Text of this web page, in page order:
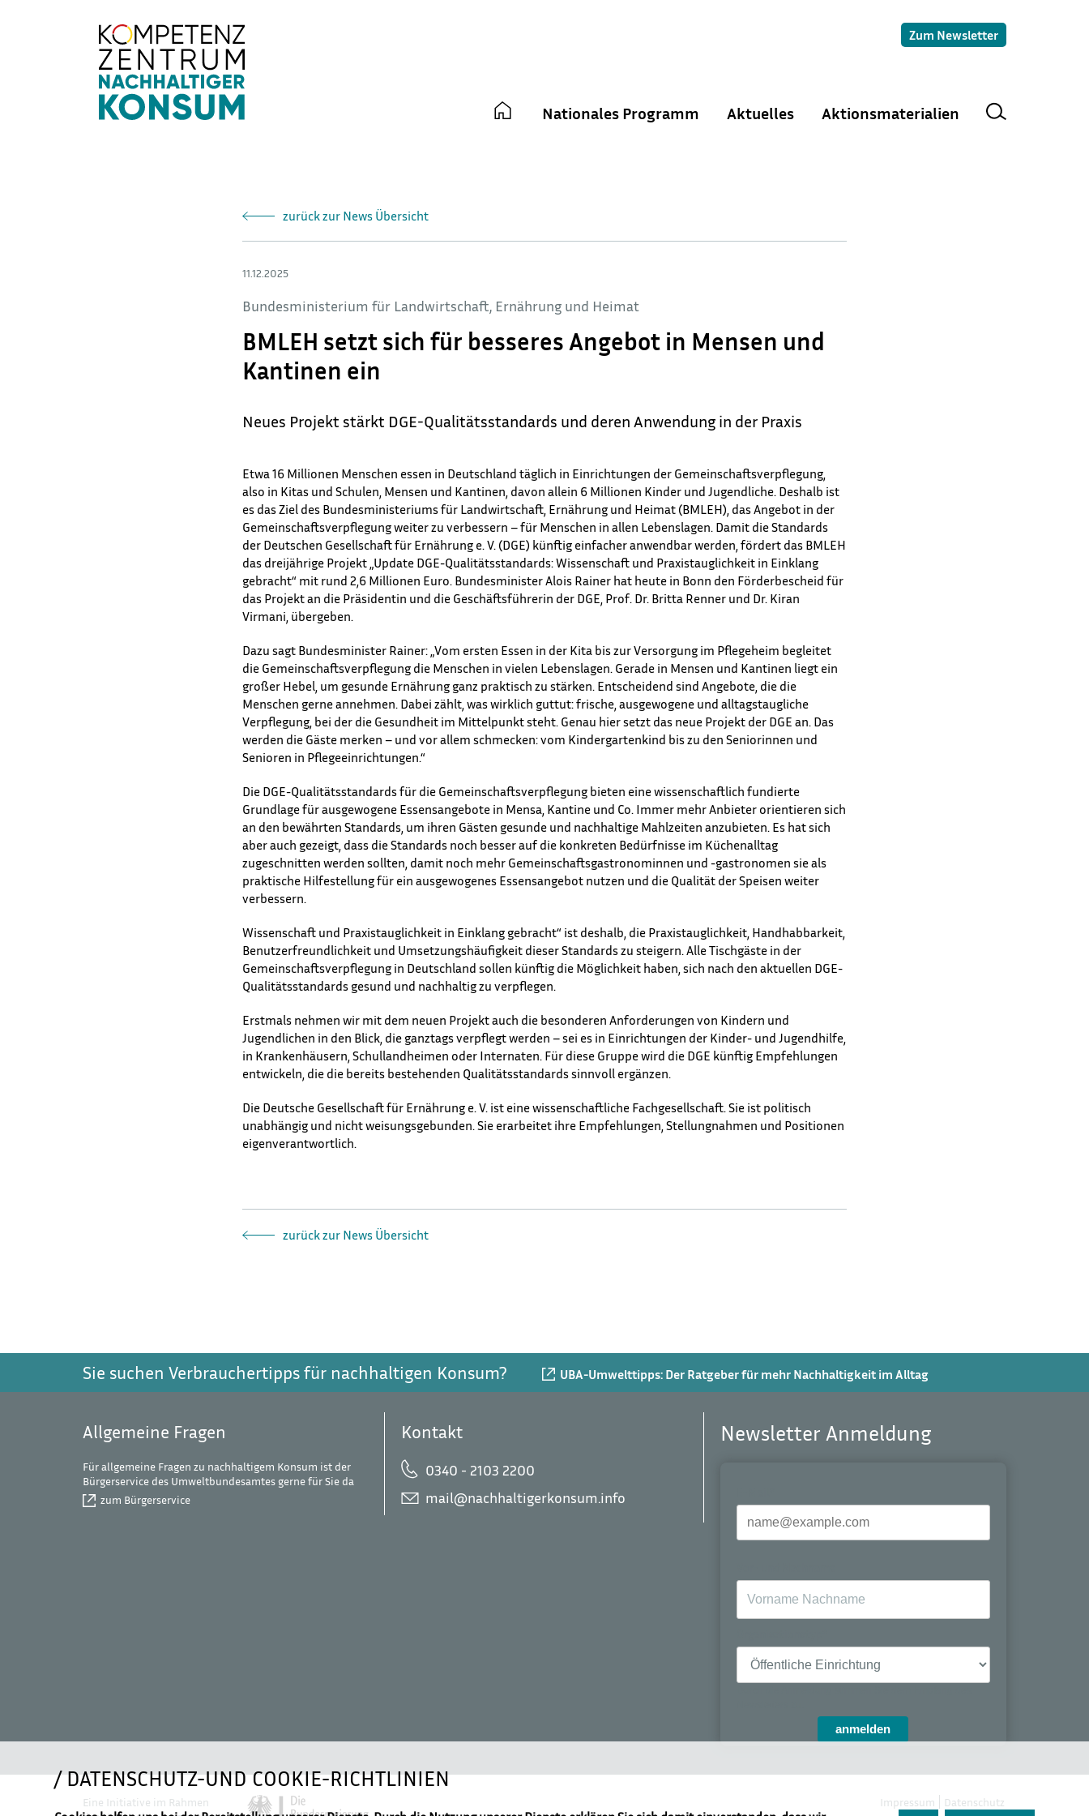
MainNationales Programm Aktuelles Aktionsmaterialien
Zum Newsletter
zurück zur News Übersicht
11.12.2025
Bundesministerium für Landwirtschaft, Ernährung und Heimat
BMLEH setzt sich für besseres Angebot in Mensen und
Kantinen ein
Neues Projekt stärkt DGE-Qualitätsstandards und deren Anwendung in der Praxis
Etwa 16 Millionen Menschen essen in Deutschland täglich in Einrichtungen der Gemeinschaftsverpflegung,
also in Kitas und Schulen, Mensen und Kantinen, davon allein 6 Millionen Kinder und Jugendliche. Deshalb ist
es das Ziel des Bundesministeriums für Landwirtschaft, Ernährung und Heimat (BMLEH), das Angebot in der
Gemeinschaftsverpflegung weiter zu verbessern – für Menschen in allen Lebenslagen. Damit die Standards
der Deutschen Gesellschaft für Ernährung e. V. (DGE) künftig einfacher anwendbar werden, fördert das BMLEH
das dreijährige Projekt „Update DGE-Qualitätsstandards: Wissenschaft und Praxistauglichkeit in Einklang
gebracht“ mit rund 2,6 Millionen Euro. Bundesminister Alois Rainer hat heute in Bonn den Förderbescheid für
das Projekt an die Präsidentin und die Geschäftsführerin der DGE, Prof. Dr. Britta Renner und Dr. Kiran
Virmani, übergeben.
Dazu sagt Bundesminister Rainer: „Vom ersten Essen in der Kita bis zur Versorgung im Pflegeheim begleitet
die Gemeinschaftsverpflegung die Menschen in vielen Lebenslagen. Gerade in Mensen und Kantinen liegt ein
großer Hebel, um gesunde Ernährung ganz praktisch zu stärken. Entscheidend sind Angebote, die die
Menschen gerne annehmen. Dabei zählt, was wirklich guttut: frische, ausgewogene und alltagstaugliche
Verpflegung, bei der die Gesundheit im Mittelpunkt steht. Genau hier setzt das neue Projekt der DGE an. Das
werden die Gäste merken – und vor allem schmecken: vom Kindergartenkind bis zu den Seniorinnen und
Senioren in Pflegeeinrichtungen.“
Die DGE-Qualitätsstandards für die Gemeinschaftsverpflegung bieten eine wissenschaftlich fundierte
Grundlage für ausgewogene Essensangebote in Mensa, Kantine und Co. Immer mehr Anbieter orientieren sich
an den bewährten Standards, um ihren Gästen gesunde und nachhaltige Mahlzeiten anzubieten. Es hat sich
aber auch gezeigt, dass die Standards noch besser auf die konkreten Bedürfnisse im Küchenalltag
zugeschnitten werden sollten, damit noch mehr Gemeinschaftsgastronominnen und -gastronomen sie als
praktische Hilfestellung für ein ausgewogenes Essensangebot nutzen und die Qualität der Speisen weiter
verbessern.
Wissenschaft und Praxistauglichkeit in Einklang gebracht“ ist deshalb, die Praxistauglichkeit, Handhabbarkeit,
Benutzerfreundlichkeit und Umsetzungshäufigkeit dieser Standards zu steigern. Alle Tischgäste in der
Gemeinschaftsverpflegung in Deutschland sollen künftig die Möglichkeit haben, sich nach den aktuellen DGE-
Qualitätsstandards gesund und nachhaltig zu verpflegen.
Erstmals nehmen wir mit dem neuen Projekt auch die besonderen Anforderungen von Kindern und
Jugendlichen in den Blick, die ganztags verpflegt werden – sei es in Einrichtungen der Kinder- und Jugendhilfe,
in Krankenhäusern, Schullandheimen oder Internaten. Für diese Gruppe wird die DGE künftig Empfehlungen
entwickeln, die die bereits bestehenden Qualitätsstandards sinnvoll ergänzen.
Die Deutsche Gesellschaft für Ernährung e. V. ist eine wissenschaftliche Fachgesellschaft. Sie ist politisch
unabhängig und nicht weisungsgebunden. Sie erarbeitet ihre Empfehlungen, Stellungnahmen und Positionen
eigenverantwortlich.
zurück zur News Übersicht
Sie suchen Verbrauchertipps für nachhaltigen Konsum? UBA-Umwelttipps: Der Ratgeber für mehr Nachhaltigkeit im Alltag
Allgemeine Fragen
Für allgemeine Fragen zu nachhaltigem Konsum ist der
Bürgerservice des Umweltbundesamtes gerne für Sie da
zum Bürgerservice
Kontakt
0340 - 2103 2200
mail@nachhaltigerkonsum.info
Newsletter Anmeldung
anmelden
Eine Initiative im Rahmen
Footer Impressum Datenschutz
DATENSCHUTZ-UND COOKIE-RICHTLINIEN